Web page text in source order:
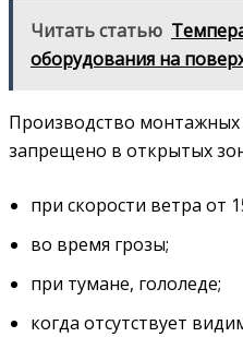
Читать статью
оборудования на
Производство монтажных
запрещено в открытых
при скорости ветра от
во время грозы;
при тумане, гололеде;
когда отсутствует